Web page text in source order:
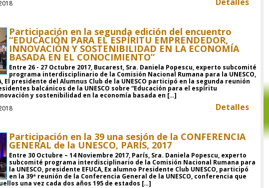
Participación en la segunda edición del encuentro
“EDUCACIÓN PARA EL ESPÍRITU EMPRENDEDOR,
INNOVACIÓN Y SOSTENIBILIDAD EN LA ECONOMÍA
BASADA EN EL CONOCIMIENTO”
Entre 26 - 27 Octubre 2017, Bucarest, Sra. Daniela Popescu, experto subcomité
programa interdisciplinario de la Comisión Nacional Rumana para la UNESCO,
El presidente del Alumnus Club de la UNESCO participó en la segunda reunión
balcánicos de la UNESCO sobre “Educación para el espíritu
y sostenibilidad en la economía basada en […]
Detalles
Participación en la 39 una sesión de la CONFERENCIA
GENERAL de la UNESCO, PARÍS, 2017
Entre 30 Octubre – 14 Noviembre 2017, París, Sra. Daniela Popescu, experto
subcomité programa interdisciplinario de la Comisión Nacional Rumana para
la UNESCO, presidente EFUCA, Ex alumno Presidente Club UNESCO, participó
en la 39ª reunión de la Conferencia General de la UNESCO, conferencia que
una vez cada dos años 195 de estados […]